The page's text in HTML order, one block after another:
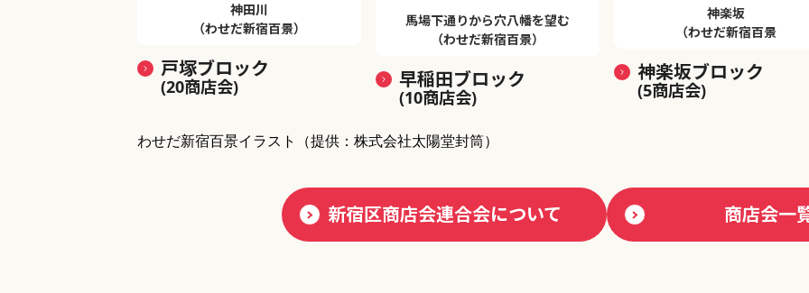
神田川
（わせだ新宿百景）
戸塚ブロック
(20商店会)
馬場下通りから穴八幡を望む
（わせだ新宿百景）
早稲田ブロック
(10商店会)
神楽坂
（わせだ新宿百景
神楽坂ブロック
(5商店会)
わせだ新宿百景イラスト （提供：株式会社太陽堂封筒）
新宿区商店会連合会について 商店会一